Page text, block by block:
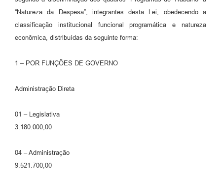
“Natureza da Despesa”, integrantes desta Lei, obedecendo a
classificação institucional funcional programática e natureza
econômica, distribuídas da seguinte forma:
1 – POR FUNÇÕES DE GOVERNO
Administração Direta
01 – Legislativa
3.180.000,00
04 – Administração
9.521.700,00